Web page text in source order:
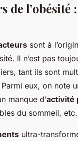
de
sont à
Il n’est pas
tant ils sont
eux, on note
manque d’activité
du sommeil, etc.
ultra-